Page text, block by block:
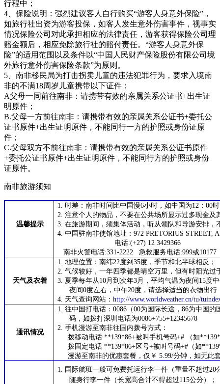
行程中；
4、保险说明：强烈建议客人自行购买“游客人身意外保险”，
如旅行社出资为游客投保，如客人发生意外伤害事件，视事实
情况保险公司对此承担相应的法律责任，游客获得保险公司理
赔金额后，相应免除旅行社的赔付责任。“游客人身意外保
险”的适用范围以及条件以“中国人民财产保险股份有限公司境
外旅行意外伤害保险条款”为原则。
5、南非移民局为打击拐卖儿童的违法犯罪行为，要求入境南
非的不满18周岁儿童携带以下证件：
A父母一同前往南非：请携带有效的亲属关系公证书+出生证
明原件；
B.父母一方前往南非：请携带有效的亲属关系公证书+委托公
证书原件+出生证明原件，不能同行一方的护照或身份证原
件；
C.父母双方不前往南非：请携带有效的亲属关系公证书原件
+委托公证书原件+出生证明原件，不能同行方的护照或身份
证原件。
南非旅游须知
温馨提示
1.
时差：南非时间比中国慢6小时，如中国为12：00
2.注意个人的物品，不要在公共场所显示过多现金及
3.在旅游期间，须集体活动，听从领队和导游安排，
4.中国驻南非使馆地址：972 PRETORIUS STREET,
电话:(+27) 12 3429366
南非火警电话:331-2222 急救服务电话:999或
天气及衣着
1.地理位置：南纬22度到35度，季节和北半球相反；
2.气候较好，一年四季都是晴空万里，但有时阳光过
3. 夏季每年从10月到次年3月，平均气温为夜间15度
夜间0度左右，中午20度，请选择适当的衣物出行
4. 天气查询网站：http://www.worldweather.cn/tu/
通讯情况
1.往中国打电话：0086（00为国际长途，86为中国
码，如拨打深圳电话为0086+755+12345678
2.手机漫游至南非往国内拨号方式：
拨移动电话 **139*86+被叫手机号码+# （如
拨固定电话 **139*86+区号+被叫号码+#（如
漫游至南非的优惠套餐，仅￥ 5.99/分钟，如无此
1. 国际航班一般可免费托运行李一件（重量不超过
随身行李一件（长宽高合计不得超过115公分）；